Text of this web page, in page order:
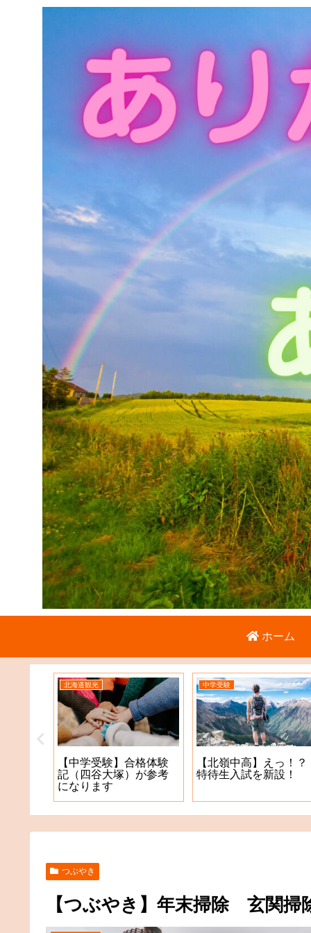
ホーム
北海道観光
【中学受験】合格体験
記（四谷大塚）が参考
になります
中学受験
【北嶺中高】えっ！？
特待生入試を新設！
つぶやき
【つぶやき】年末掃除 玄関掃